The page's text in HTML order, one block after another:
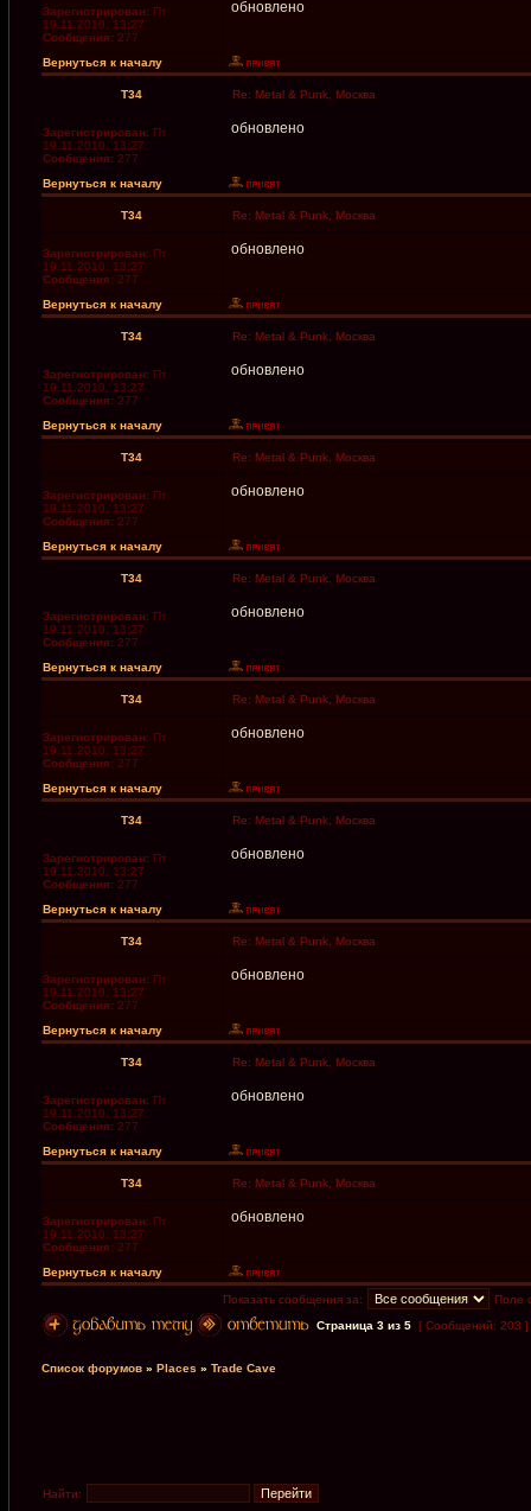
Зарегистрирован: Пт
19.11.2010, 13:27
Сообщения: 277
обновлено
Вернуться к началу
T34 Re: Metal & Punk, Москва
Зарегистрирован: Пт
19.11.2010, 13:27
Сообщения: 277
обновлено
Вернуться к началу
T34 Re: Metal & Punk, Москва
Зарегистрирован: Пт
19.11.2010, 13:27
Сообщения: 277
обновлено
Вернуться к началу
T34 Re: Metal & Punk, Москва
Зарегистрирован: Пт
19.11.2010, 13:27
Сообщения: 277
обновлено
Вернуться к началу
T34 Re: Metal & Punk, Москва
Зарегистрирован: Пт
19.11.2010, 13:27
Сообщения: 277
обновлено
Вернуться к началу
T34 Re: Metal & Punk, Москва
Зарегистрирован: Пт
19.11.2010, 13:27
Сообщения: 277
обновлено
Вернуться к началу
T34 Re: Metal & Punk, Москва
Зарегистрирован: Пт
19.11.2010, 13:27
Сообщения: 277
обновлено
Вернуться к началу
T34 Re: Metal & Punk, Москва
Зарегистрирован: Пт
19.11.2010, 13:27
Сообщения: 277
обновлено
Вернуться к началу
T34 Re: Metal & Punk, Москва
Зарегистрирован: Пт
19.11.2010, 13:27
Сообщения: 277
обновлено
Вернуться к началу
T34 Re: Metal & Punk, Москва
Зарегистрирован: Пт
19.11.2010, 13:27
Сообщения: 277
обновлено
Вернуться к началу
T34 Re: Metal & Punk, Москва
Зарегистрирован: Пт
19.11.2010, 13:27
Сообщения: 277
обновлено
Вернуться к началу
Показать сообщения за:
Поле
Страница 3 из 5 [ Сообщений: 203 ]
Список форумов » Places » Trade Cave
Найти: